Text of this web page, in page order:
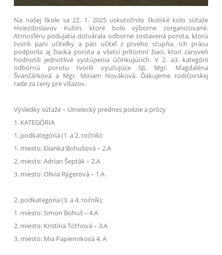
Na našej škole sa 22. 1. 2025 uskutočnilo školské kolo súťaže
Hviezdoslavov Kubín, ktoré bolo výborne zorganizované.
Atmosféru podujatia dotvárala odborne zostavená porota, ktorú
tvorili pani učiteľky a pán učiteľ z prvého stupňa. Ich prácu
podporila aj žiacka porota a všetci prítomní žiaci, ktorí zároveň
hodnotili jednotlivé vystúpenia účinkujúcich. V 2. a3. kategórii
odbornú porotu tvorili vyučujúce SJL Mgr. Magdaléna
Švančárková a Mgr. Miriam Nováková. Ďakujeme rodičovskej
rade za ceny pre víťazov.
Výsledky súťaže – Umelecký prednes poézie a prózy
1. KATEGÓRIA
1. podkategória (1. a 2. ročník):
1. miesto: Elianka Bohušová – 2.A
2. miesto: Adrian Šepták – 2.A
3. miesto: Olívia Rýgerová – 1.A
2. podkategória (3. a 4. ročník):
1. miesto: Simon Bohuš – 4.A
2. miesto: Kristína Tóthová – 3.A
3. miesto: Mia Papierniková 4. A